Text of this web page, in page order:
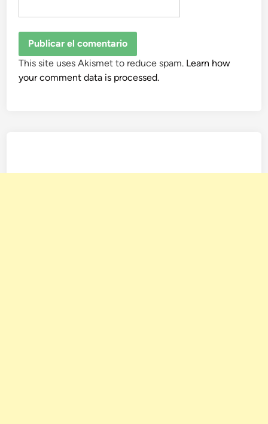
This site uses Akismet to reduce spam. Learn how
your comment data is processed.